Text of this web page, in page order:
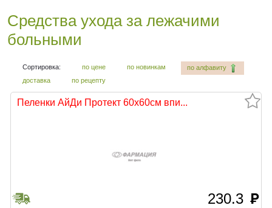
Средства ухода за лежачими
больными
Сортировка: по цене по новинкам
по алфавиту
доставка
по рецепту
Пеленки АйДи Протект 60х60см впи...
230.3 руб